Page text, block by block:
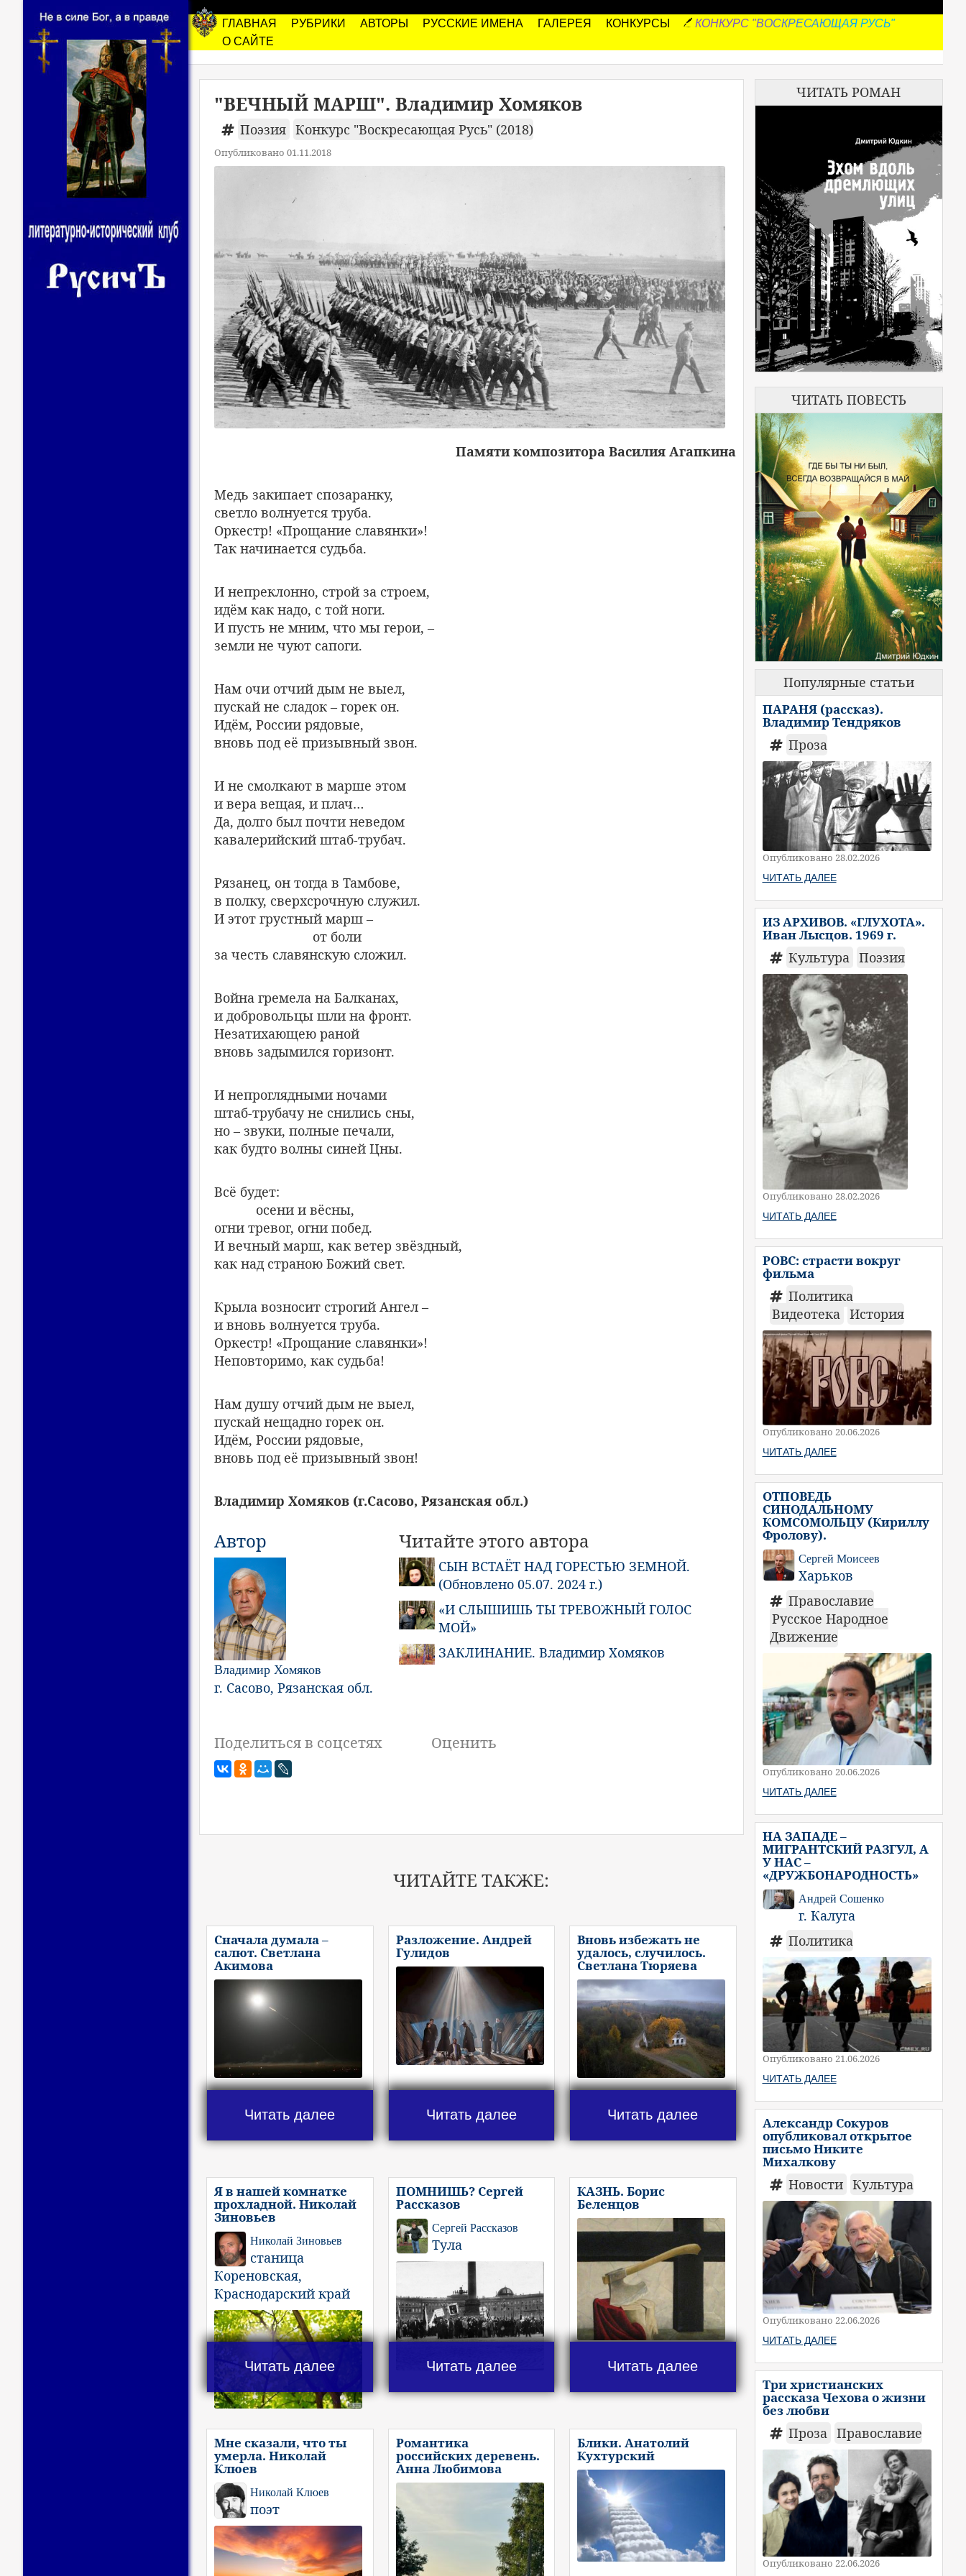
ГЛАВНАЯ РУБРИКИ АВТОРЫ РУССКИЕ ИМЕНА ГАЛЕРЕЯ КОНКУРСЫ
КОНКУРС "ВОСКРЕСАЮЩАЯ РУСЬ"
О САЙТЕ
"ВЕЧНЫЙ МАРШ". Владимир Хомяков
Поэзия Конкурс "Воскресающая Русь" (2018)
Опубликовано 01.11.2018
Памяти композитора Василия Агапкина
Медь закипает спозаранку,
светло волнуется труба.
Оркестр! «Прощание славянки»!
Так начинается судьба.
И непреклонно, строй за строем,
идём как надо, с той ноги.
И пусть не мним, что мы герои, –
земли не чуют сапоги.
Нам очи отчий дым не выел,
пускай не сладок – горек он.
Идём, России рядовые,
вновь под её призывный звон.
И не смолкают в марше этом
и вера вещая, и плач…
Да, долго был почти неведом
кавалерийский штаб-трубач.
Рязанец, он тогда в Тамбове,
в полку, сверхсрочную служил.
И этот грустный марш –
от боли
за честь славянскую сложил.
Война гремела на Балканах,
и добровольцы шли на фронт.
Незатихающею раной
вновь задымился горизонт.
И непроглядными ночами
штаб-трубачу не снились сны,
но – звуки, полные печали,
как будто волны синей Цны.
Всё будет:
осени и вёсны,
огни тревог, огни побед.
И вечный марш, как ветер звёздный,
как над страною Божий свет.
Крыла возносит строгий Ангел –
и вновь волнуется труба.
Оркестр! «Прощание славянки»!
Неповторимо, как судьба!
Нам душу отчий дым не выел,
пускай нещадно горек он.
Идём, России рядовые,
вновь под её призывный звон!
Владимир Хомяков (г.Сасово, Рязанская обл.)
Автор
Владимир Хомяков
г. Сасово, Рязанская обл.
Читайте этого автора
СЫН ВСТАЁТ НАД ГОРЕСТЬЮ ЗЕМНОЙ.
(Обновлено 05.07. 2024 г.)
«И СЛЫШИШЬ ТЫ ТРЕВОЖНЫЙ ГОЛОС
МОЙ»
ЗАКЛИНАНИЕ. Владимир Хомяков
Поделиться в соцсетях Оценить
ЧИТАЙТЕ ТАКЖЕ:
Сначала думала –
салют. Светлана
Акимова
Читать далее
Разложение. Андрей
Гулидов
Читать далее
Вновь избежать не
удалось, случилось.
Светлана Тюряева
Читать далее
Я в нашей комнатке
прохладной. Николай
Зиновьев
Николай Зиновьев
станица
Кореновская,
Краснодарский край
Читать далее
ПОМНИШЬ? Сергей
Рассказов
Сергей Рассказов
Тула
Читать далее
КАЗНЬ. Борис
Беленцов
Читать далее
Мне сказали, что ты
умерла. Николай
Клюев
Николай Клюев
поэт
Романтика
российских деревень.
Анна Любимова
Блики. Анатолий
Кухтурский
ЧИТАТЬ РОМАН
ЧИТАТЬ ПОВЕСТЬ
Популярные статьи
ПАРАНЯ (рассказ).
Владимир Тендряков
Проза
Опубликовано 28.02.2026
ЧИТАТЬ ДАЛЕЕ
ИЗ АРХИВОВ. «ГЛУХОТА».
Иван Лысцов. 1969 г.
Культура Поэзия
Опубликовано 28.02.2026
ЧИТАТЬ ДАЛЕЕ
РОВС: страсти вокруг
фильма
Политика
Видеотека История
Опубликовано 20.06.2026
ЧИТАТЬ ДАЛЕЕ
ОТПОВЕДЬ
СИНОДАЛЬНОМУ
КОМСОМОЛЬЦУ (Кириллу
Фролову).
Сергей Моисеев
Харьков
Православие
Русское Народное
Движение
Опубликовано 20.06.2026
ЧИТАТЬ ДАЛЕЕ
НА ЗАПАДЕ –
МИГРАНТСКИЙ РАЗГУЛ, А
У НАС –
«ДРУЖБОНАРОДНОСТЬ»
Андрей Сошенко
г. Калуга
Политика
Опубликовано 21.06.2026
ЧИТАТЬ ДАЛЕЕ
Александр Сокуров
опубликовал открытое
письмо Никите
Михалкову
Новости Культура
Опубликовано 22.06.2026
ЧИТАТЬ ДАЛЕЕ
Три христианских
рассказа Чехова о жизни
без любви
Проза Православие
Опубликовано 22.06.2026